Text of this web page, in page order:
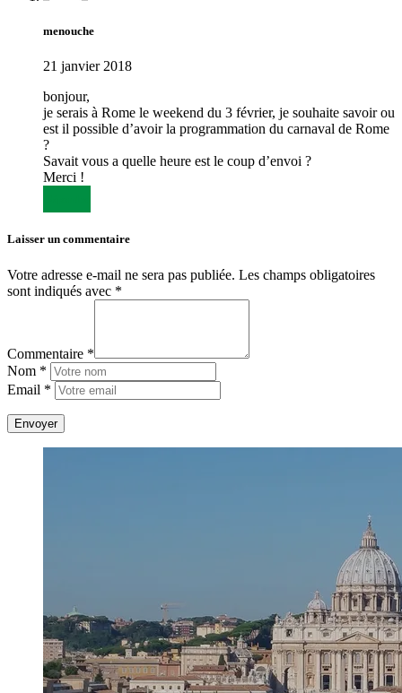
menouche
21 janvier 2018
bonjour,
je serais à Rome le weekend du 3 février, je souhaite savoir ou
est il possible d’avoir la programmation du carnaval de Rome
?
Savait vous a quelle heure est le coup d’envoi ?
Merci !
Laisser un commentaire
Votre adresse e-mail ne sera pas publiée. Les champs obligatoires
sont indiqués avec *
Commentaire *
Nom *
Email *